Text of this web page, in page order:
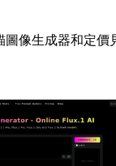
圖像生成器和定價